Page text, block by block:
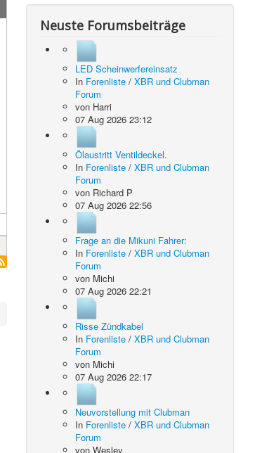
Neuste Forumsbeiträge
LED Scheinwerfereinsatz
In Forenliste /XBR und Clubman
Forum
von Harri
07 Aug 2026 23:12
Ölaustritt Ventildeckel.
In Forenliste /XBR und Clubman
Forum
von Richard P
07 Aug 2026 22:56
Frage an die Mikuni Fahrer:
In Forenliste /XBR und Clubman
Forum
von Michi
07 Aug 2026 22:21
Risse Zündkabel
In Forenliste /XBR und Clubman
Forum
von Michi
07 Aug 2026 22:17
Neuvorstellung mit Clubman
In Forenliste /XBR und Clubman
Forum
vonWesley